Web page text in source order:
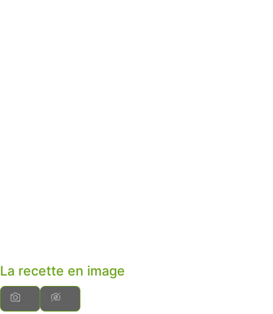
La recette en image